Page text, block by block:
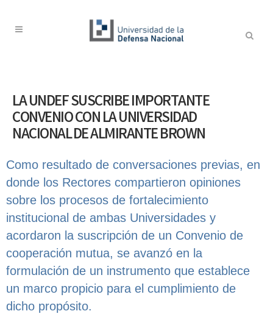
LA UNDEF SUSCRIBE IMPORTANTE
CONVENIO CON LA UNIVERSIDAD
NACIONAL DE ALMIRANTE BROWN
Como resultado de conversaciones previas, en
donde los Rectores compartieron opiniones
sobre los procesos de fortalecimiento
institucional de ambas Universidades y
acordaron la suscripción de un Convenio de
cooperación mutua, se avanzó en la
formulación de un instrumento que establece
un marco propicio para el cumplimiento de
dicho propósito.